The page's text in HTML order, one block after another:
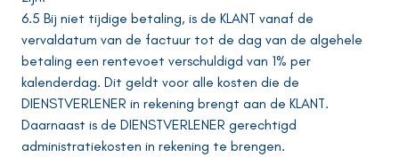
6.5 Bij niet tijdige betaling, is de KLANT vanaf de
vervaldatum van de factuur tot de dag van de algehele
betaling een rentevoet verschuldigd van 1% per
kalenderdag. Dit geldt voor alle kosten die de
DIENSTVERLENER in rekening brengt aan de KLANT.
Daarnaast is de DIENSTVERLENER gerechtigd
administratiekosten in rekening te brengen.